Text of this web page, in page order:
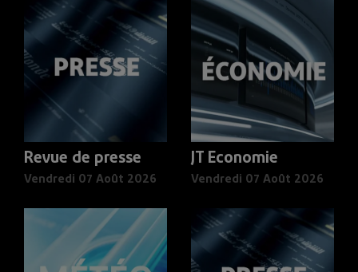
Revue de presse
Vendredi 07 Août 2026
JT Economie
Vendredi 07 Août 2026